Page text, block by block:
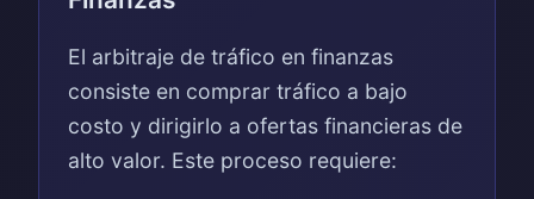
El arbitraje de tráfico en finanzas
consiste en comprar tráfico a bajo
costo y dirigirlo a ofertas financieras de
alto valor. Este proceso requiere: